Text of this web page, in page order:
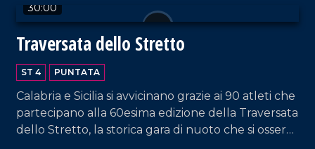
30:00
Traversata dello Stretto
ST 4 PUNTATA
Calabria e Sicilia si avvicinano grazie ai 90 atleti che
partecipano alla 60esima edizione della Traversata
dello Stretto, la storica gara di nuoto che si osserva
VAI AL TITOLO